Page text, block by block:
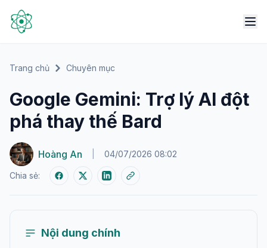
Trang chủ Chuyên mục
Google Gemini: Trợ lý AI đột
phá thay thế Bard
Hoàng An 04/07/2026 08:02
Chia sẻ:
Nội dung chính